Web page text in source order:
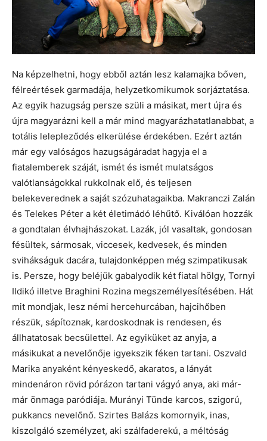
Na képzelhetni, hogy ebből aztán lesz kalamajka bőven,
félreértések garmadája, helyzetkomikumok sorjáztatása.
Az egyik hazugság persze szüli a másikat, mert újra és
újra magyarázni kell a már mind magyarázhatatlanabbat, a
totális lelepleződés elkerülése érdekében. Ezért aztán
már egy valóságos hazugságáradat hagyja el a
fiatalemberek száját, ismét és ismét mulatságos
valótlanságokkal rukkolnak elő, és teljesen
belekeverednek a saját szózuhatagaikba. Makranczi Zalán
és Telekes Péter a két életimádó léhűtő. Kiválóan hozzák
a gondtalan élvhajhászokat. Lazák, jól vasaltak, gondosan
fésültek, sármosak, viccesek, kedvesek, és minden
svihákságuk dacára, tulajdonképpen még szimpatikusak
is. Persze, hogy beléjük gabalyodik két fiatal hölgy, Tornyi
Ildikó illetve Braghini Rozina megszemélyesítésében. Hát
mit mondjak, lesz némi hercehurcában, hajcihőben
részük, sápítoznak, kardoskodnak is rendesen, és
állhatatosak becsülettel. Az egyiküket az anyja, a
másikukat a nevelőnője igyekszik féken tartani. Oszvald
Marika anyaként kényeskedő, akaratos, a lányát
mindenáron rövid pórázon tartani vágyó anya, aki már-
már önmaga paródiája. Murányi Tünde karcos, szigorú,
pukkancs nevelőnő. Szirtes Balázs komornyik, inas,
kiszolgáló személyzet, aki szálfaderekú, a méltóság